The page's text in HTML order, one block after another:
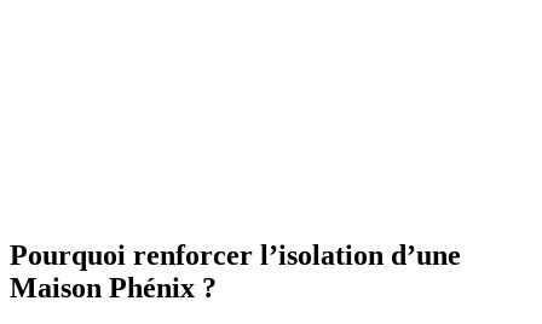
Pourquoi renforcer l’isolation d’une
Maison Phénix ?